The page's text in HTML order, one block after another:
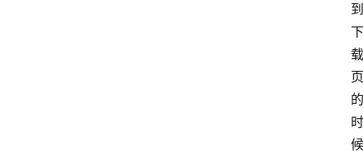
到
下
载
页
的
时
候